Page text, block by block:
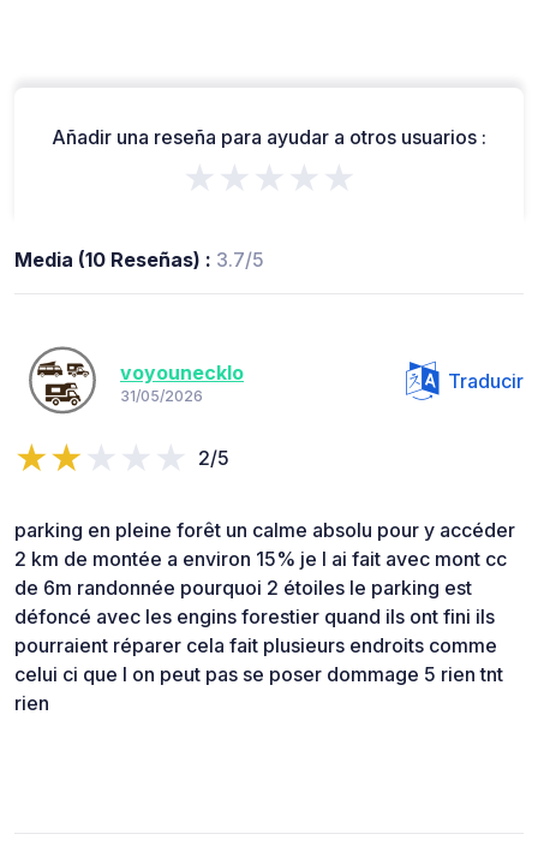
Añadir una reseña para ayudar a otros usuarios :
★★★★★
Media (10 Reseñas) : 3.7/5
voyounecklo
31/05/2026
Traducir
2/5
parking en pleine forêt un calme absolu pour y accéder
2 km de montée a environ 15% je l ai fait avec mont cc
de 6m randonnée pourquoi 2 étoiles le parking est
défoncé avec les engins forestier quand ils ont fini ils
pourraient réparer cela fait plusieurs endroits comme
celui ci que l on peut pas se poser dommage 5 rien tnt
rien